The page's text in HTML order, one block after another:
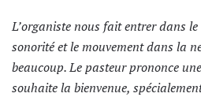
L’organiste nous fait entrer dans
sonorité et le mouvement dans la
beaucoup. Le pasteur prononce
souhaite la bienvenue,